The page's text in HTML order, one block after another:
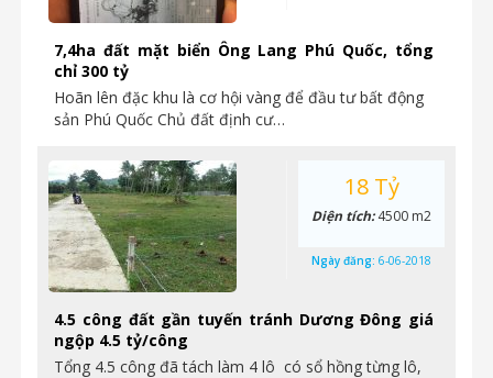
7,4ha đất mặt biển Ông Lang Phú Quốc, tổng
chỉ 300 tỷ
Hoãn lên đặc khu là cơ hội vàng để đầu tư bất động
sản Phú Quốc Chủ đất định cư…
4.5 công đất gần tuyến tránh Dương Đông giá
ngộp 4.5 tỷ/công
Tổng 4.5 công đã tách làm 4 lô có sổ hồng từng lô,
18 Tỷ
Diện tích:4500 m2
Ngày đăng: 6-06-2018